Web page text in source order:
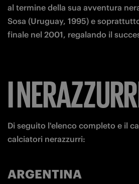
al termine della sua avventura
Sosa (Uruguay, 1995) e
finale nel 2001, regalando il
I
Di seguito l'elenco completo e il
calciatori nerazzurri:
ARGENTINA